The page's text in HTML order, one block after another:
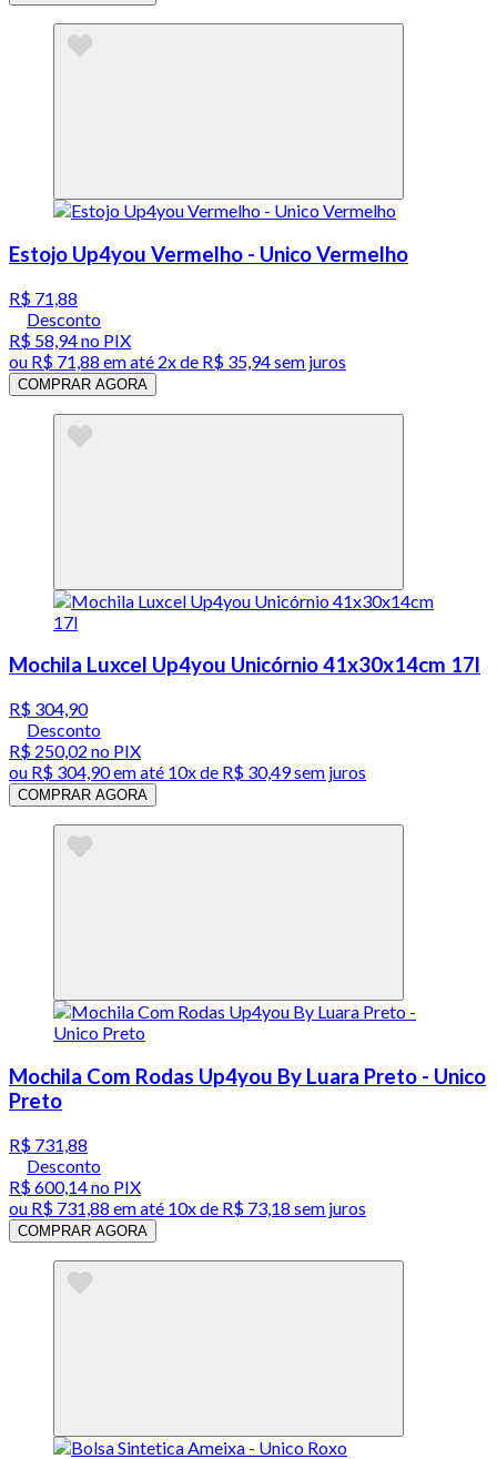
Estojo Up4you Vermelho - Unico Vermelho
R$ 71,88
Desconto
R$ 58,94no PIX
ou R$ 71,88 em até 2x de R$ 35,94 sem juros
COMPRAR AGORA
Mochila Luxcel Up4you Unicórnio 41x30x14cm 17l
R$ 304,90
Desconto
R$ 250,02 no PIX
ou R$ 304,90em até 10x de R$ 30,49 sem juros
COMPRAR AGORA
Mochila Com Rodas Up4you By Luara Preto - Unico
Preto
R$ 731,88
Desconto
R$ 600,14no PIX
ou R$ 731,88 em até 10x de R$ 73,18 sem juros
COMPRAR AGORA